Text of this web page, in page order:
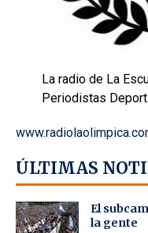
La radio de La
Periodistas
ÚLTIMAS
El
la gente